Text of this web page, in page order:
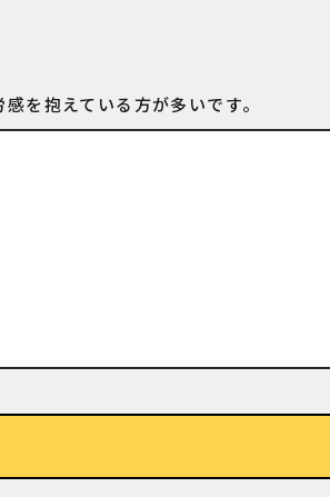
を抱えている方が多いです。